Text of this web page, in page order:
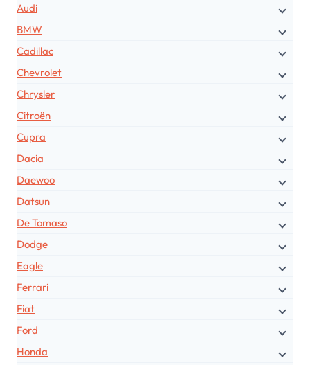
Audi
BMW
Cadillac
Chevrolet
Chrysler
Citroën
Cupra
Dacia
Daewoo
Datsun
De Tomaso
Dodge
Eagle
Ferrari
Fiat
Ford
Honda